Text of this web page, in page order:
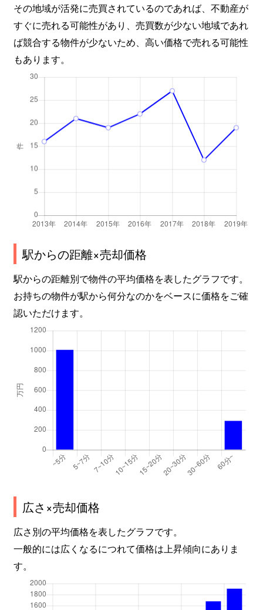
その地域が活発に売買されているのであれば、不動産が
すぐに売れる可能性があり、売買数が少ない地域であれ
ば競合する物件が少ないため、高い価格で売れる可能性
もあります。
駅からの距離×売却価格
駅からの距離別で物件の平均価格を表したグラフです。
お持ちの物件が駅から何分なのかをベースに価格をご確
認いただけます。
広さ×売却価格
広さ別の平均価格を表したグラフです。
一般的には広くなるにつれて価格は上昇傾向にありま
す。